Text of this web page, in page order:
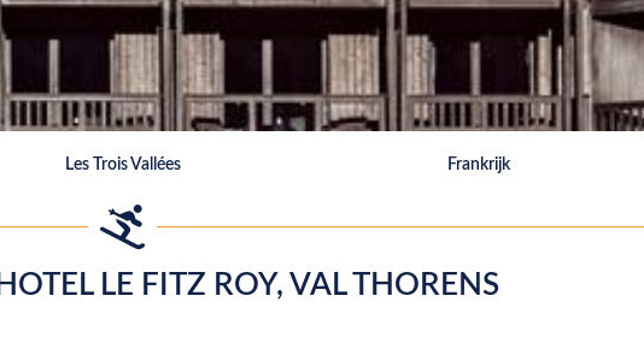
Les Trois Vallées Frankrijk
LE FITZ ROY, VAL THORENS